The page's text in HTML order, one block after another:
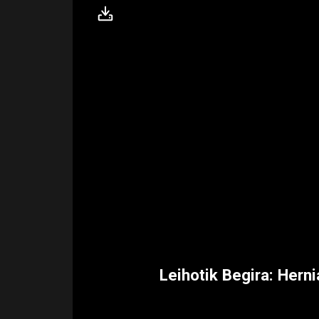
Leihotik Begira: